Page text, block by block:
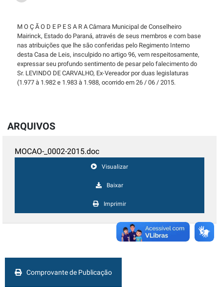
M O Ç Ã O D E P E S A R A Câmara Municipal de Conselheiro
Mairinck, Estado do Paraná, através de seus membros e com base
nas atribuições que lhe são conferidas pelo Regimento Interno
desta Casa de Leis, insculpido no artigo 96, vem respeitosamente,
expressar seu profundo sentimento de pesar pelo falecimento do
Sr. LEVINDO DE CARVALHO, Ex-Vereador por duas legislaturas
(1.977 à 1.982 e 1.983 à 1.988, ocorrido em 26 / 06 / 2015.
ARQUIVOS
MOCAO-_0002-2015.doc
Visualizar
Baixar
Imprimir
Comprovante de Publicação